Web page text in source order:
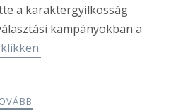
a karaktergyilkosság
kampányokban a